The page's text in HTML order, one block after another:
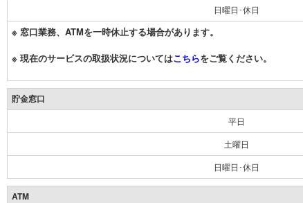
日曜日･休日
※ 窓口業務、ATMを一時休止する場合があります。
※ 現在のサービスの取扱状況についてはこちらをご覧ください。
貯金窓口
平日
土曜日
日曜日･休日
ATM